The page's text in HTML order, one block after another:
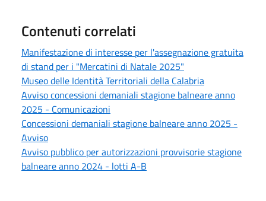
Contenuti correlati
Manifestazione di interesse per l'assegnazione gratuita
di stand per i "Mercatini di Natale 2025"
Museo delle Identità Territoriali della Calabria
Avviso concessioni demaniali stagione balneare anno
2025 - Comunicazioni
Concessioni demaniali stagione balneare anno 2025 -
Avviso
Avviso pubblico per autorizzazioni provvisorie stagione
balneare anno 2024 - lotti A-B